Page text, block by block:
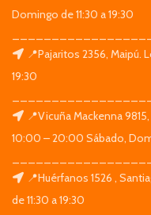
Domingo de 11:30 a 19:30
📍Pajaritos 2356, Maipú.
19:30
📍Vicuña Mackenna
10:00 – 20:00 Sábado,
📍Huérfanos 1526 ,
de 11:30 a 19:30